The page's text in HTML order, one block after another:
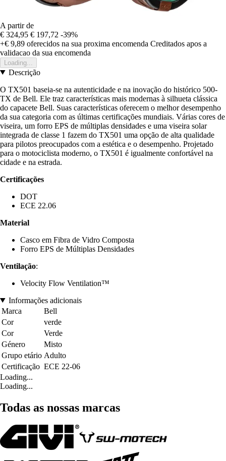
A partir de
€ 324,95 € 197,72 -39%
+€ 9,89 oferecidos na sua proxima encomenda Creditados apos a
validacao da sua encomenda
Loading...
Descrição
O TX501 baseia-se na autenticidade e na inovação do histórico 500-
TX de Bell. Ele traz características mais modernas à silhueta clássica
do capacete Bell. Suas características oferecem o melhor desempenho
da sua categoria com as últimas certificações mundiais. Várias cores de
viseira, um forro EPS de múltiplas densidades e uma viseira solar
integrada de classe 1 fazem do TX501 uma opção de alta qualidade
para pilotos preocupados com a estética e o desempenho. Projetado
para o motociclista moderno, o TX501 é igualmente confortável na
cidade e na estrada.
Certificações
DOT
ECE 22.06
Material
Casco em Fibra de Vidro Composta
Forro EPS de Múltiplas Densidades
Ventilação:
Velocity Flow Ventilation™
Informações adicionais
Marca
Bell
Cor
verde
Cor
Verde
Género
Misto
Grupo etário Adulto
Certificação ECE 22-06
Loading...
Loading...
Todas as nossas marcas